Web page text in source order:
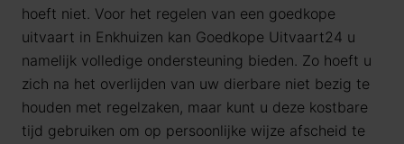
hoeft niet. Voor het regelen van een goedkope
uitvaart in Enkhuizen kan Goedkope Uitvaart24 u
namelijk volledige ondersteuning bieden. Zo hoeft u
zich na het overlijden van uw dierbare niet bezig te
houden met regelzaken, maar kunt u deze kostbare
tijd gebruiken om op persoonlijke wijze afscheid te